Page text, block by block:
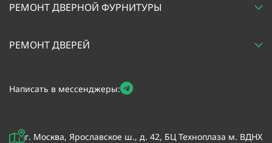
г. Москва, Ярославское ш., д. 42, БЦ Техноплаза м. ВДНХ
Написать в мессенджеры:
РЕМОНТ ДВЕРНОЙ ФУРНИТУРЫ
РЕМОНТ ДВЕРЕЙ